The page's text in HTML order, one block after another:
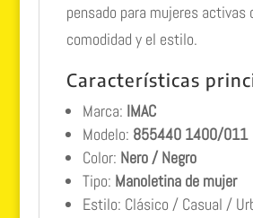
pensado para mujeres activas
comodidad y el estilo.
Características
Marca: IMAC
Modelo: 855440 1400/011
Color: Nero / Negro
Tipo: Manoletina de mujer
Estilo: Clásico / Casual /